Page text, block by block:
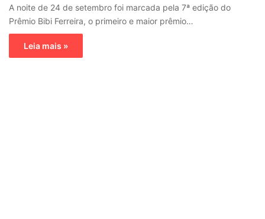
A noite de 24 de setembro foi marcada pela 7ª edição do
Prêmio Bibi Ferreira, o primeiro e maior prêmio…
Leia mais »